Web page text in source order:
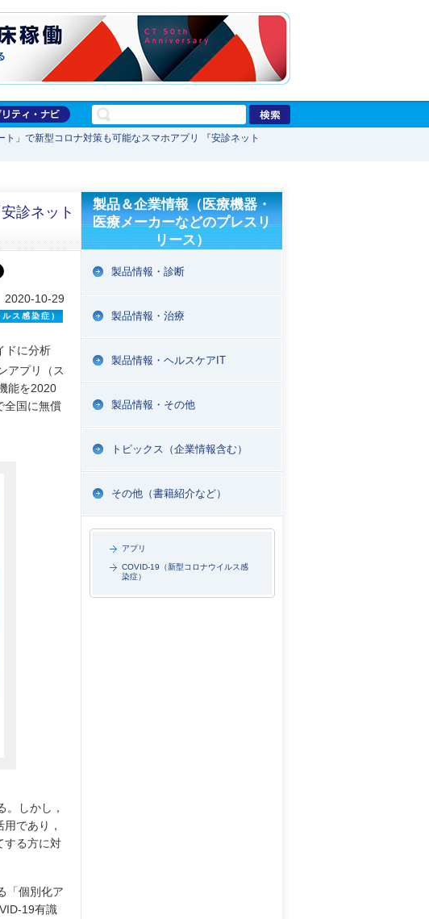
ト」で新型コロナ対策も可能なスマホアプリ 『安診ネット
診ネット
2020-10-29
ス感染症）
ドに分析
アプリ（ス
能を2020
全国に無償
。しかし，
であり，
する方に対
「個別化ア
19有識
製品＆企業情報（医療機器・
医療メーカーなどのプレスリ
リース）
製品情報・診断
製品情報・治療
製品情報・ヘルスケアIT
製品情報・その他
トピックス（企業情報含む）
その他（書籍紹介など）
アプリ
COVID-19（新型コロナウイルス感
染症）